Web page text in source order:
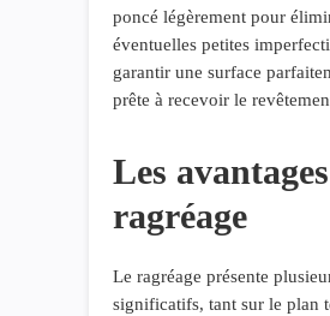
poncé légèrement pour
éventuelles petites
garantir une surface
prête à recevoir le
Les
ragréage
Le ragréage présente
significatifs, tant sur le plan